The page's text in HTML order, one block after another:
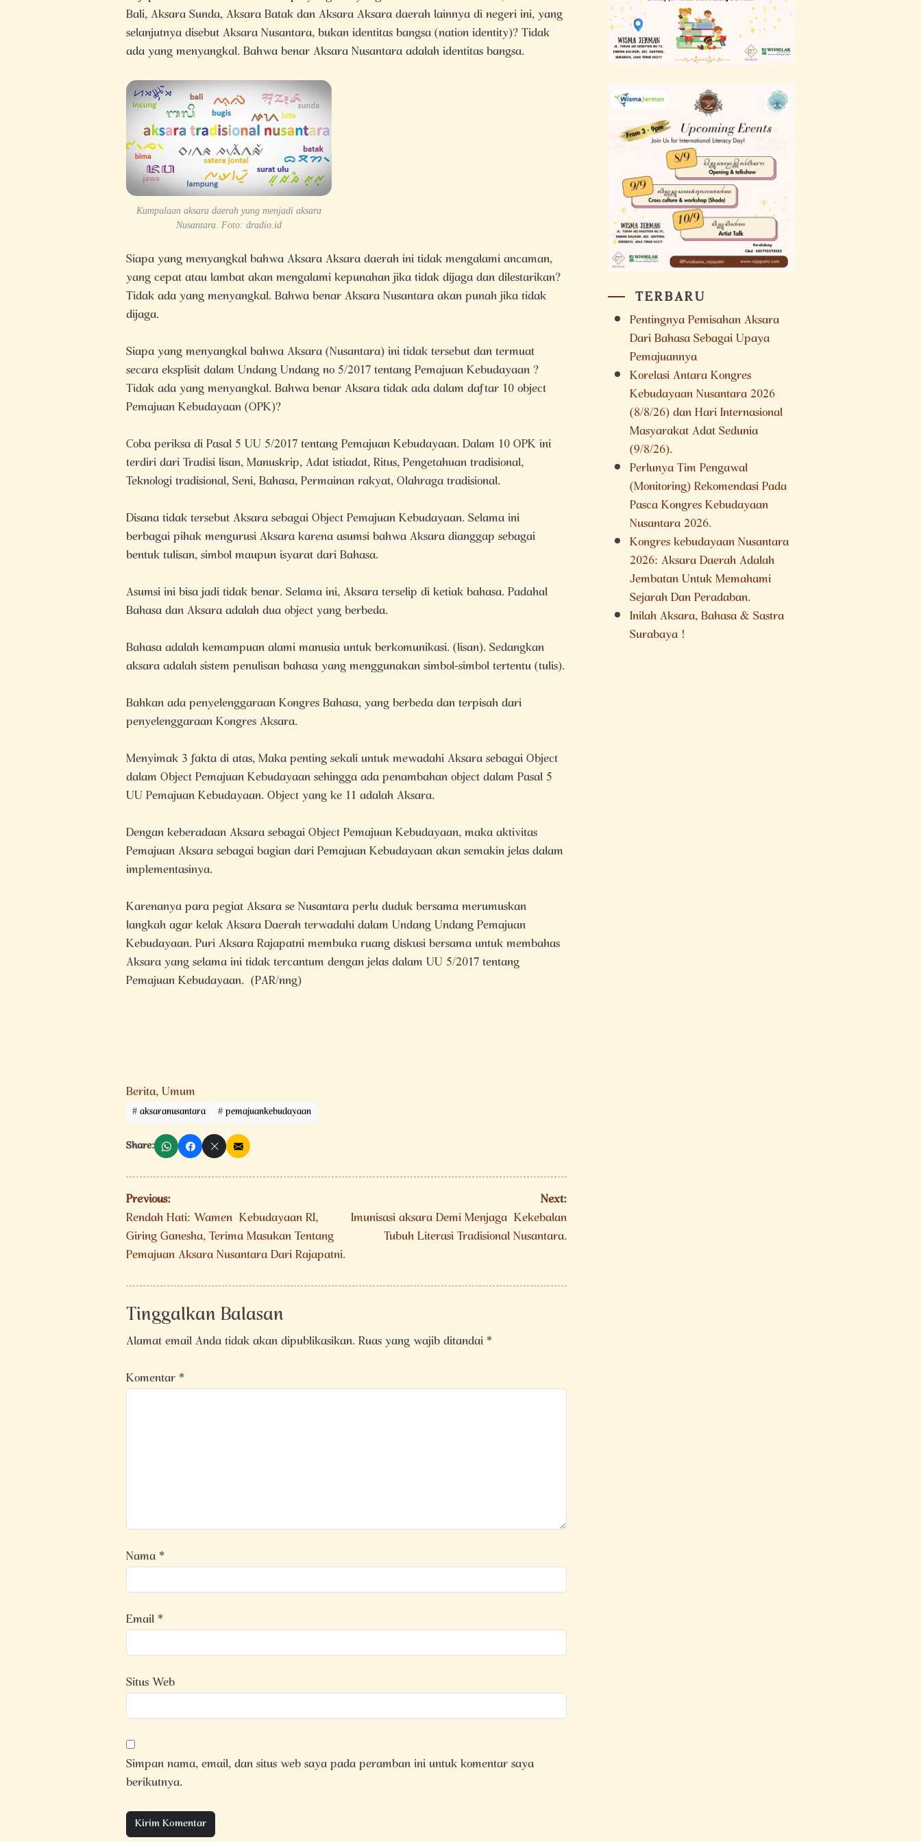
Bali, Aksara Sunda, Aksara Batak dan Aksara Aksara daerah lainnya di negeri ini, yang
selanjutnya disebut Aksara Nusantara, bukan identitas bangsa (nation identity)? Tidak
ada yang menyangkal. Bahwa benar Aksara Nusantara adalah identitas bangsa.
Kumpulaan aksara daerah yang menjadi aksara
Nusantara. Foto: dradio.id
Siapa yang menyangkal bahwa Aksara Aksara daerah ini tidak mengalami ancaman,
yang cepat atau lambat akan mengalami kepunahan jika tidak dijaga dan dilestarikan?
Tidak ada yang menyangkal. Bahwa benar Aksara Nusantara akan punah jika tidak
dijaga.
Siapa yang menyangkal bahwa Aksara (Nusantara) ini tidak tersebut dan termuat
secara eksplisit dalam Undang Undang no 5/2017 tentang Pemajuan Kebudayaan ?
Tidak ada yang menyangkal. Bahwa benar Aksara tidak ada dalam daftar 10 object
Pemajuan Kebudayaan (OPK)?
Coba periksa di Pasal 5 UU 5/2017 tentang Pemajuan Kebudayaan. Dalam 10 OPK ini
terdiri dari Tradisi lisan, Manuskrip, Adat istiadat, Ritus, Pengetahuan tradisional,
Teknologi tradisional, Seni, Bahasa, Permainan rakyat, Olahraga tradisional.
Disana tidak tersebut Aksara sebagai Object Pemajuan Kebudayaan. Selama ini
berbagai pihak mengurusi Aksara karena asumsi bahwa Aksara dianggap sebagai
bentuk tulisan, simbol maupun isyarat dari Bahasa.
Asumsi ini bisa jadi tidak benar. Selama ini, Aksara terselip di ketiak bahasa. Padahal
Bahasa dan Aksara adalah dua object yang berbeda.
Bahasa adalah kemampuan alami manusia untuk berkomunikasi. (lisan). Sedangkan
aksara adalah sistem penulisan bahasa yang menggunakan simbol-simbol tertentu (tulis).
Bahkan ada penyelenggaraan Kongres Bahasa, yang berbeda dan terpisah dari
penyelenggaraan Kongres Aksara.
Menyimak 3 fakta di atas, Maka penting sekali untuk mewadahi Aksara sebagai Object
dalam Object Pemajuan Kebudayaan sehingga ada penambahan object dalam Pasal 5
UU Pemajuan Kebudayaan. Object yang ke 11 adalah Aksara.
Dengan keberadaan Aksara sebagai Object Pemajuan Kebudayaan, maka aktivitas
Pemajuan Aksara sebagai bagian dari Pemajuan Kebudayaan akan semakin jelas dalam
implementasinya.
Karenanya para pegiat Aksara se Nusantara perlu duduk bersama merumuskan
langkah agar kelak Aksara Daerah terwadahi dalam Undang Undang Pemajuan
Kebudayaan. Puri Aksara Rajapatni membuka ruang diskusi bersama untuk membahas
Aksara yang selama ini tidak tercantum dengan jelas dalam UU 5/2017 tentang
Pemajuan Kebudayaan. (PAR/nng)
Berita,Umum
aksaranusantara pemajuankebudayaan
Share:
Navigasi
pos
Previous:
Rendah Hati: Wamen Kebudayaan RI,
Giring Ganesha, Terima Masukan Tentang
Pemajuan Aksara Nusantara Dari Rajapatni.
Next:
Imunisasi aksara Demi Menjaga Kekebalan
Tubuh Literasi Tradisional Nusantara.
Tinggalkan Balasan
Alamat email Anda tidak akan dipublikasikan.Ruas yang wajib ditandai*
Komentar*
Nama*
Email*
Situs Web
Simpan nama, email, dan situs web saya pada peramban ini untuk komentar saya
berikutnya.
TERBARU
Pentingnya Pemisahan Aksara
Dari Bahasa Sebagai Upaya
Pemajuannya
Korelasi Antara Kongres
Kebudayaan Nusantara 2026
(8/8/26) dan Hari Internasional
Masyarakat Adat Sedunia
(9/8/26).
Perlunya Tim Pengawal
(Monitoring) Rekomendasi Pada
Pasca Kongres Kebudayaan
Nusantara 2026.
Kongres kebudayaan Nusantara
2026: Aksara Daerah Adalah
Jembatan Untuk Memahami
Sejarah Dan Peradaban.
Inilah Aksara, Bahasa & Sastra
Surabaya !